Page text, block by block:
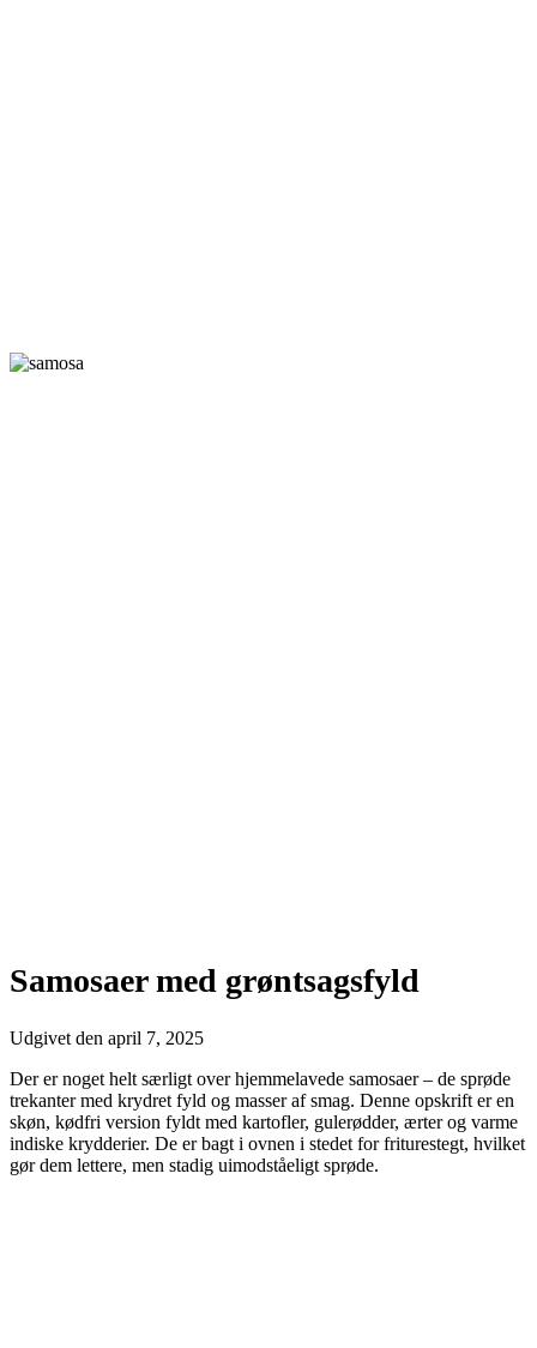
Samosaer med grøntsagsfyld
Udgivet den april 7, 2025
Der er noget helt særligt over hjemmelavede samosaer – de sprøde
trekanter med krydret fyld og masser af smag. Denne opskrift er en
skøn, kødfri version fyldt med kartofler, gulerødder, ærter og varme
indiske krydderier. De er bagt i ovnen i stedet for friturestegt, hvilket
gør dem lettere, men stadig uimodståeligt sprøde.